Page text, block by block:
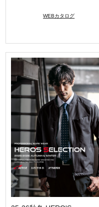
WEBカタログ